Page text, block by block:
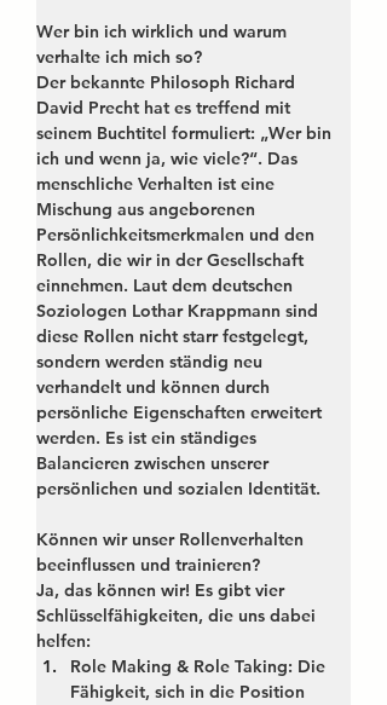
Wer bin ich wirklich und warum
verhalte ich mich so?
Der bekannte Philosoph Richard
David Precht hat es treffend mit
seinem Buchtitel formuliert: „Wer bin
ich und wenn ja, wie viele?“. Das
menschliche Verhalten ist eine
Mischung aus angeborenen
Persönlichkeitsmerkmalen und den
Rollen, die wir in der Gesellschaft
einnehmen. Laut dem deutschen
Soziologen Lothar Krappmann sind
diese Rollen nicht starr festgelegt,
sondern werden ständig neu
verhandelt und können durch
persönliche Eigenschaften erweitert
werden. Es ist ein ständiges
Balancieren zwischen unserer
persönlichen und sozialen Identität.
Können wir unser Rollenverhalten
beeinflussen und trainieren?
Ja, das können wir! Es gibt vier
Schlüsselfähigkeiten, die uns dabei
helfen:
Role Making & Role Taking: Die
Fähigkeit, sich in die Position